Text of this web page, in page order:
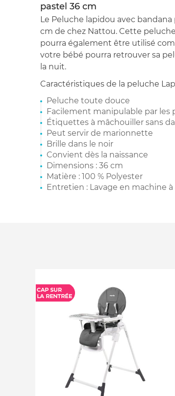
pastel 36 cm
Le Peluche lapidou avec
cm de chez Nattou. Cette
pourra également être utilisé
votre bébé pourra retrouver sa
la nuit.
Caractéristiques de la peluche
Peluche toute douce
Facilement manipulable par les
Étiquettes à mâchouiller sans
Peut servir de marionnette
Brille dans le noir
Convient dès la naissance
Dimensions : 36 cm
Matière : 100 % Polyester
Entretien : Lavage en machine à